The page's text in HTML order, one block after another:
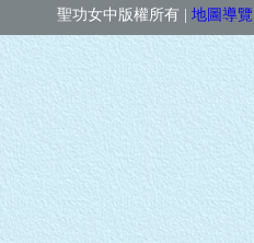
聖功女中版權所有 | 地圖導覽